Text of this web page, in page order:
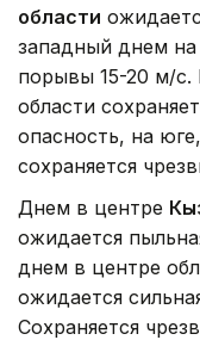
области
западный днем на
порывы 15-20 м/с.
области
опасность, на
сохраняется
Днем в центре
ожидается
днем в центре
ожидается
Сохраняется